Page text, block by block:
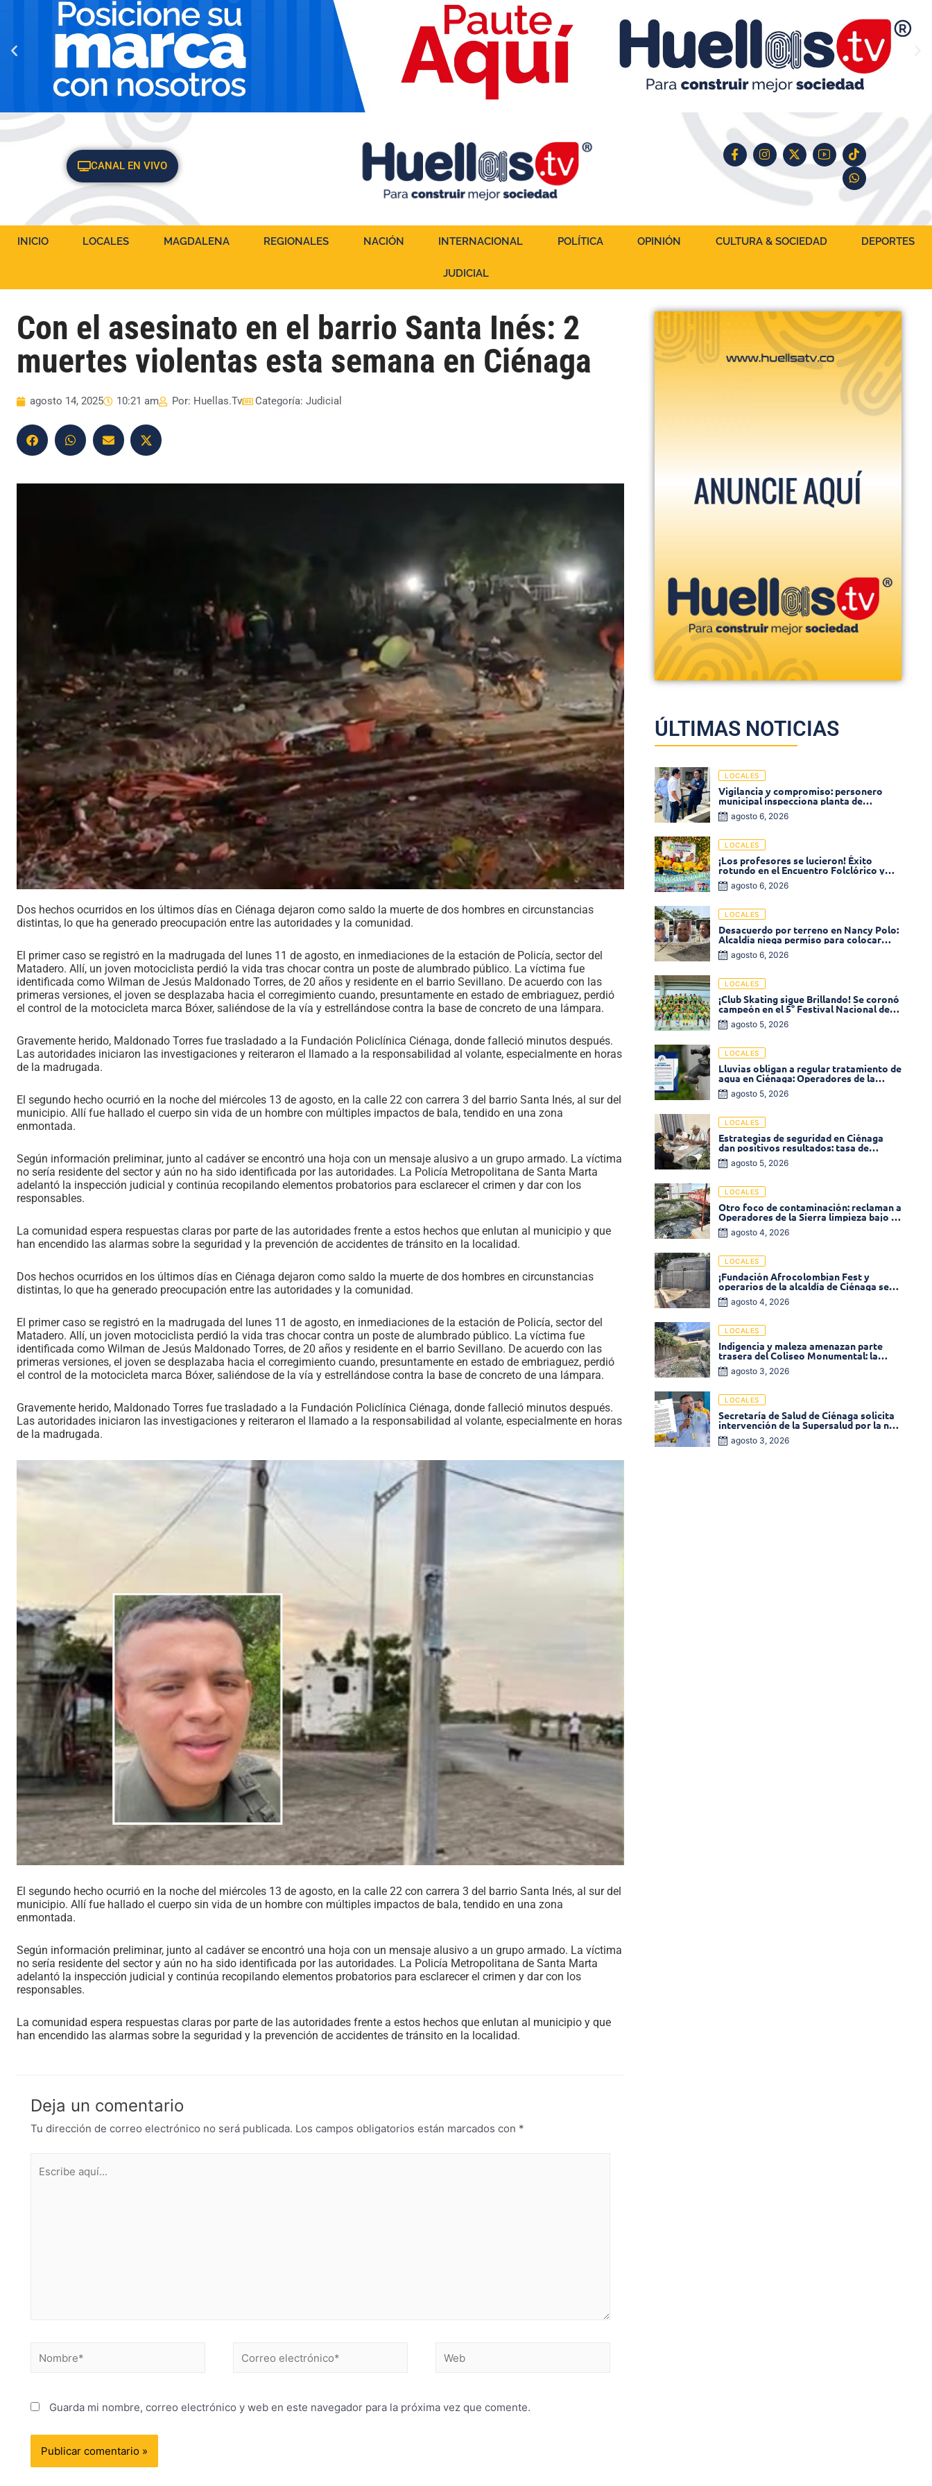
CANAL EN VIVO
INICIO LOCALES MAGDALENA REGIONALES NACIÓN INTERNACIONAL POLÍTICA OPINIÓN CULTURA & SOCIEDAD DEPORTES
JUDICIAL
Con el asesinato en el barrio Santa Inés: 2
muertes violentas esta semana en Ciénaga
agosto 14, 2025 10:21 am Por: Huellas.Tv Categoría: Judicial
Dos hechos ocurridos en los últimos días en Ciénaga dejaron como saldo la muerte de dos hombres en circunstancias
distintas, lo que ha generado preocupación entre las autoridades y la comunidad.
El primer caso se registró en la madrugada del lunes 11 de agosto, en inmediaciones de la estación de Policía, sector del
Matadero. Allí, un joven motociclista perdió la vida tras chocar contra un poste de alumbrado público. La víctima fue
identificada como Wilman de Jesús Maldonado Torres, de 20 años y residente en el barrio Sevillano. De acuerdo con las
primeras versiones, el joven se desplazaba hacia el corregimiento cuando, presuntamente en estado de embriaguez, perdió
el control de la motocicleta marca Bóxer, saliéndose de la vía y estrellándose contra la base de concreto de una lámpara.
Gravemente herido, Maldonado Torres fue trasladado a la Fundación Policlínica Ciénaga, donde falleció minutos después.
Las autoridades iniciaron las investigaciones y reiteraron el llamado a la responsabilidad al volante, especialmente en horas
de la madrugada.
El segundo hecho ocurrió en la noche del miércoles 13 de agosto, en la calle 22 con carrera 3 del barrio Santa Inés, al sur del
municipio. Allí fue hallado el cuerpo sin vida de un hombre con múltiples impactos de bala, tendido en una zona
enmontada.
Según información preliminar, junto al cadáver se encontró una hoja con un mensaje alusivo a un grupo armado. La víctima
no sería residente del sector y aún no ha sido identificada por las autoridades. La Policía Metropolitana de Santa Marta
adelantó la inspección judicial y continúa recopilando elementos probatorios para esclarecer el crimen y dar con los
responsables.
La comunidad espera respuestas claras por parte de las autoridades frente a estos hechos que enlutan al municipio y que
han encendido las alarmas sobre la seguridad y la prevención de accidentes de tránsito en la localidad.
Dos hechos ocurridos en los últimos días en Ciénaga dejaron como saldo la muerte de dos hombres en circunstancias
distintas, lo que ha generado preocupación entre las autoridades y la comunidad.
El primer caso se registró en la madrugada del lunes 11 de agosto, en inmediaciones de la estación de Policía, sector del
Matadero. Allí, un joven motociclista perdió la vida tras chocar contra un poste de alumbrado público. La víctima fue
identificada como Wilman de Jesús Maldonado Torres, de 20 años y residente en el barrio Sevillano. De acuerdo con las
primeras versiones, el joven se desplazaba hacia el corregimiento cuando, presuntamente en estado de embriaguez, perdió
el control de la motocicleta marca Bóxer, saliéndose de la vía y estrellándose contra la base de concreto de una lámpara.
Gravemente herido, Maldonado Torres fue trasladado a la Fundación Policlínica Ciénaga, donde falleció minutos después.
Las autoridades iniciaron las investigaciones y reiteraron el llamado a la responsabilidad al volante, especialmente en horas
de la madrugada.
El segundo hecho ocurrió en la noche del miércoles 13 de agosto, en la calle 22 con carrera 3 del barrio Santa Inés, al sur del
municipio. Allí fue hallado el cuerpo sin vida de un hombre con múltiples impactos de bala, tendido en una zona
enmontada.
Según información preliminar, junto al cadáver se encontró una hoja con un mensaje alusivo a un grupo armado. La víctima
no sería residente del sector y aún no ha sido identificada por las autoridades. La Policía Metropolitana de Santa Marta
adelantó la inspección judicial y continúa recopilando elementos probatorios para esclarecer el crimen y dar con los
responsables.
La comunidad espera respuestas claras por parte de las autoridades frente a estos hechos que enlutan al municipio y que
han encendido las alarmas sobre la seguridad y la prevención de accidentes de tránsito en la localidad.
Deja un comentario
Tu dirección de correo electrónico no será publicada. Los campos obligatorios están marcados con *
Guarda mi nombre, correo electrónico y web en este navegador para la próxima vez que comente.
ÚLTIMAS NOTICIAS
LOCALES
Vigilancia y compromiso: personero
municipal inspecciona planta de
tratamiento de agua
agosto 6, 2026
LOCALES
¡Los profesores se lucieron! Éxito
rotundo en el Encuentro Folclórico y
Cultural del Magisterio 2026 en Ciénaga
agosto 6, 2026
LOCALES
Desacuerdo por terreno en Nancy Polo:
Alcaldía niega permiso para colocar
venta de comidas
agosto 6, 2026
LOCALES
¡Club Skating sigue Brillando! Se coronó
campeón en el 5° Festival Nacional de
Patinaje «Soledad sobre Ruedas»
agosto 5, 2026
LOCALES
Lluvias obligan a regular tratamiento de
agua en Ciénaga: Operadores de la
Sierra anuncia baja presión en varios
sectores
agosto 5, 2026
LOCALES
Estrategias de seguridad en Ciénaga
dan positivos resultados: tasa de
homicidios disminuyó un 58% en 2026
agosto 5, 2026
LOCALES
Otro foco de contaminación: reclaman a
Operadores de la Sierra limpieza bajo el
puente de la calle 19 con carrera 11
agosto 4, 2026
LOCALES
¡Fundación Afrocolombian Fest y
operarios de la alcaldía de Ciénaga se
ponen la 10! Realizan limpieza de la
parte posterior del Coliseo
agosto 4, 2026
LOCALES
Indigencia y maleza amenazan parte
trasera del Coliseo Monumental: la
comunidad exige acción inmediata!
agosto 3, 2026
LOCALES
Secretaría de Salud de Ciénaga solicita
intervención de la Supersalud por la no
entrega de medicamentos en las EPS
agosto 3, 2026